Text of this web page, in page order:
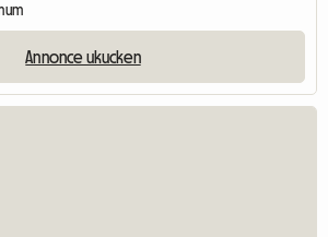
Annonce ukucken